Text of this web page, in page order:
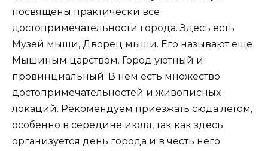
посвящены практически все
достопримечательности города. Здесь есть
Музей мыши, Дворец мыши. Его называют еще
Мышиным царством. Город уютный и
провинциальный. В нем есть множество
достопримечательностей и живописных
локаций. Рекомендуем приезжать сюда летом,
особенно в середине июля, так как здесь
организуется день города и в честь него